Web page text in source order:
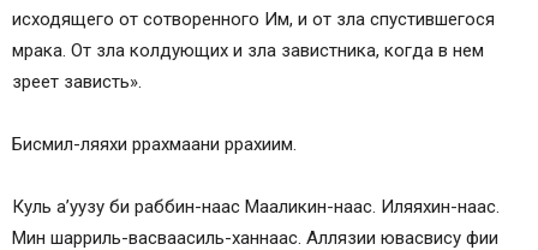
исходящего от сотворенного Им, и от зла спустившегося
мрака. От зла колдующих и зла завистника, когда в нем
зреет зависть».
Бисмил-ляяхи ррахмаани ррахиим.
Куль а’уузу би раббин-наас Мааликин-наас. Иляяхин-наас.
Мин шарриль-васваасиль-ханнаас. Аллязии ювасвису фии